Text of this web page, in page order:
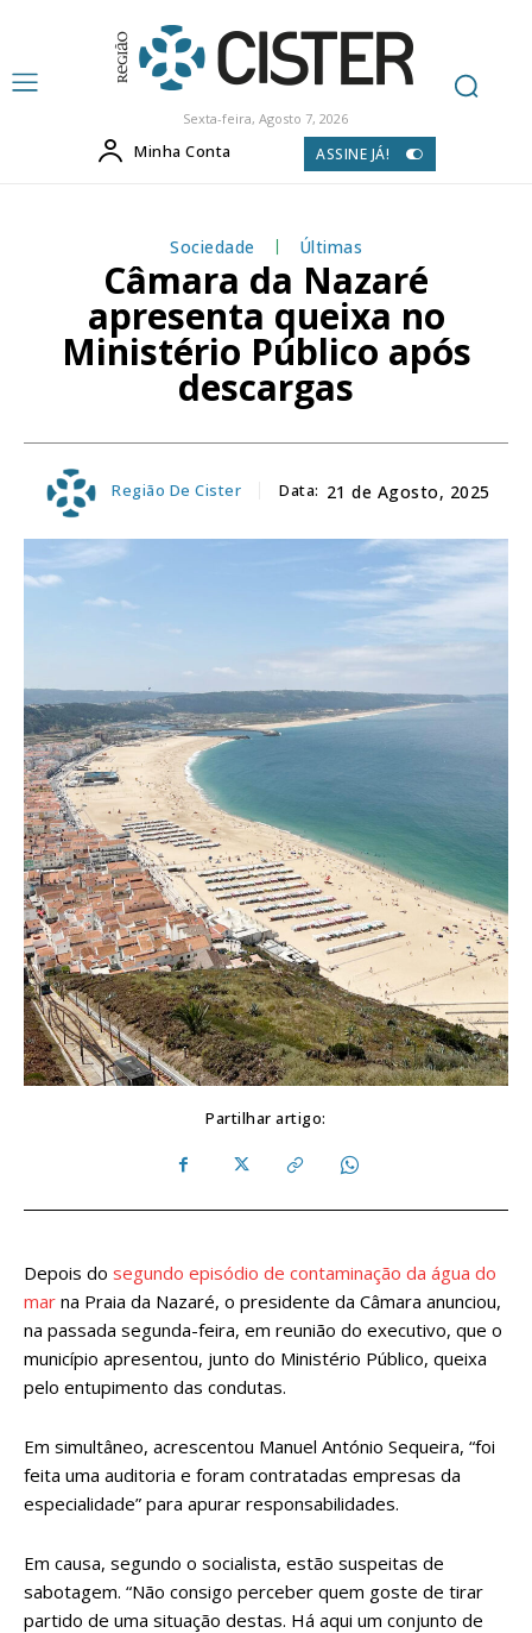
Sexta-feira, Agosto 7, 2026
Minha Conta ASSINE JÁ!
Sociedade Últimas
Câmara da Nazaré
apresenta queixa no
Ministério Público após
descargas
Região De Cister Data: 21 de Agosto, 2025
Partilhar artigo:
Depois do segundo episódio de contaminação da água do
mar na Praia da Nazaré, o presidente da Câmara anunciou,
na passada segunda-feira, em reunião do executivo, que o
município apresentou, junto do Ministério Público, queixa
pelo entupimento das condutas.
Em simultâneo, acrescentou Manuel António Sequeira, “foi
feita uma auditoria e foram contratadas empresas da
especialidade” para apurar responsabilidades.
Em causa, segundo o socialista, estão suspeitas de
sabotagem. “Não consigo perceber quem goste de tirar
partido de uma situação destas. Há aqui um conjunto de